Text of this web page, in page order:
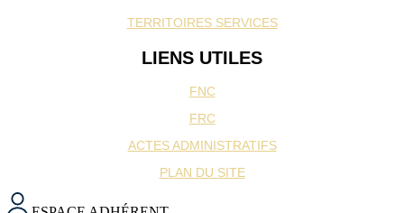
TERRITOIRES SERVICES
LIENS UTILES
FNC
FRC
ACTES ADMINISTRATIFS
PLAN DU SITE